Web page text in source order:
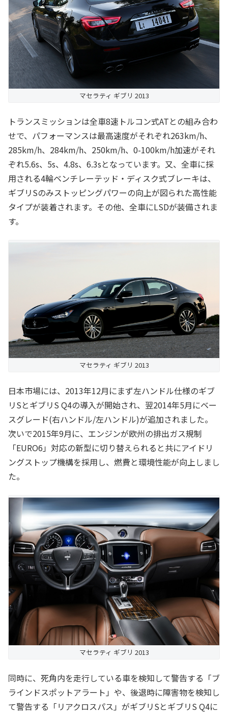
マセラティ ギブリ 2013
トランスミッションは全車8速トルコン式ATとの組み合わ
せで、パフォーマンスは最高速度がそれぞれ263km/h、
285km/h、284km/h、250km/h、0-100km/h加速がそれ
ぞれ5.6s、5s、4.8s、6.3sとなっています。又、全車に採
用される4輪ベンチレーテッド・ディスク式ブレーキは、
ギブリSのみストッピングパワーの向上が図られた高性能
タイプが装着されます。その他、全車にLSDが装備されま
す。
マセラティ ギブリ 2013
日本市場には、2013年12月にまず左ハンドル仕様のギブ
リSとギブリS Q4の導入が開始され、翌2014年5月にベー
スグレード(右ハンドル/左ハンドル)が追加されました。
次いで2015年9月に、エンジンが欧州の排出ガス規制
「EURO6」対応の新型に切り替えられると共にアイドリ
ングストップ機構を採用し、燃費と環境性能が向上しまし
た。
マセラティ ギブリ 2013
同時に、死角内を走行している車を検知して警告する「ブ
ラインドスポットアラート」や、後退時に障害物を検知し
て警告する「リアクロスパス」がギブリSとギブリS Q4に